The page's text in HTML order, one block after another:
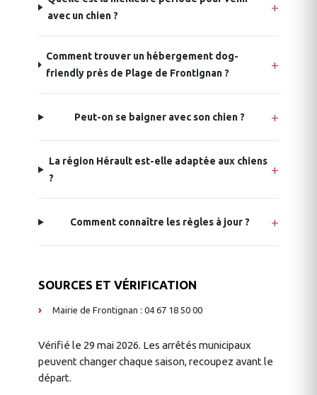
avec un chien ?
Comment trouver un hébergement dog-
friendly près de Plage de Frontignan ?
Peut-on se baigner avec son chien ?
La région Hérault est-elle adaptée aux chiens
?
Comment connaître les règles à jour ?
SOURCES ET VÉRIFICATION
Mairie de Frontignan : 04 67 18 50 00
Vérifié le 29 mai 2026. Les arrêtés municipaux
peuvent changer chaque saison, recoupez avant le
départ.